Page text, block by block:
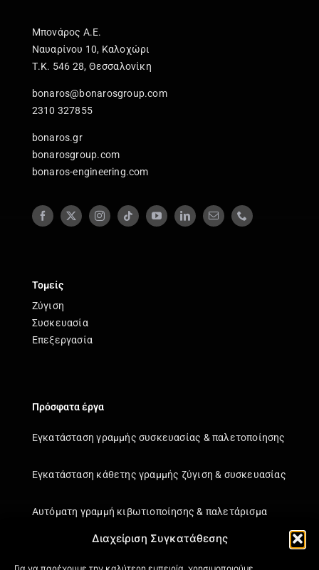
Διαχείριση Συγκατάθεσης
Μπονάρος Α.Ε.
Ναυαρίνου 10, Καλοχώρι
Τ.Κ. 546 28, Θεσσαλονίκη
bonaros@bonarosgroup.com
2310 327855
bonaros.gr
bonarosgroup.com
bonaros-engineering.com
Τομείς
Ζύγιση
Συσκευασία
Επεξεργασία
Πρόσφατα έργα
Εγκατάσταση γραμμής συσκευασίας & παλετοποίησης
Εγκατάσταση κάθετης γραμμής ζύγιση & συσκευασίας
Αυτόματη γραμμή κιβωτιοποίησης & παλετάρισμα